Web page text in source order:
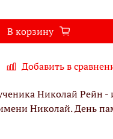
Добавить в
В корзину
Николай Рейн -
Николай. День